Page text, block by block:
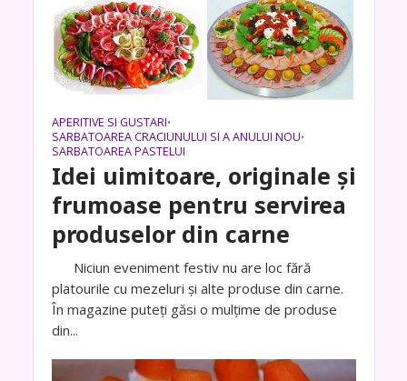
APERITIVE SI GUSTARI•
SARBATOAREA CRACIUNULUI SI A ANULUI NOU•
SARBATOAREA PASTELUI
Idei uimitoare, originale și
frumoase pentru servirea
produselor din carne
Niciun eveniment festiv nu are loc fără
platourile cu mezeluri și alte produse din carne.
În magazine puteți găsi o mulțime de produse
din...